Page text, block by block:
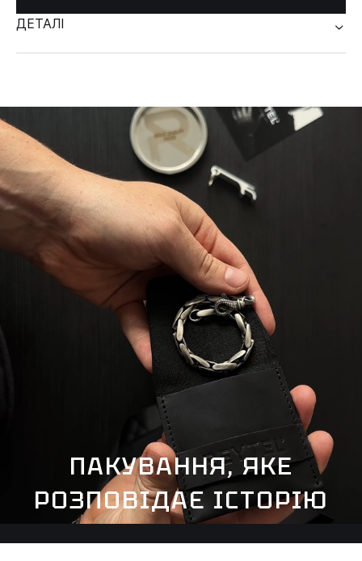
ДЕТАЛІ
ПАКУВАННЯ, ЯКЕ
РОЗПОВІДАЄ ІСТОРІЮ